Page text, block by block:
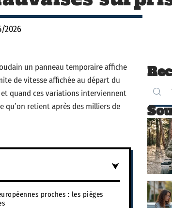
2026
un panneau temporaire affiche
de vitesse affichée au départ du
et quand ces variations interviennent
qu’on retient après des milliers de
proches : les pièges